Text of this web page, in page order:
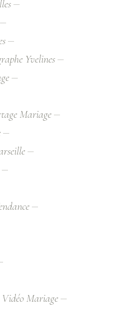
Yvelines
Mariage
Vidéo Mariage